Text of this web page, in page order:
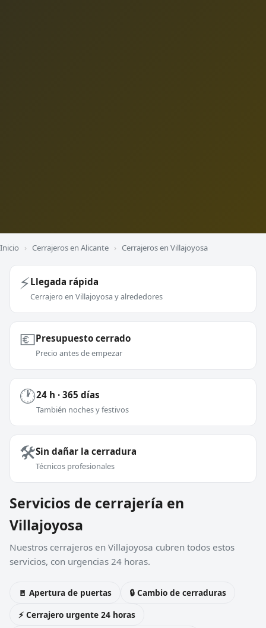
Inicio › Cerrajeros en Alicante › Cerrajeros en Villajoyosa
⚡Llegada rápida
Cerrajero en Villajoyosa y alrededores
💶Presupuesto cerrado
Precio antes de empezar
🕐24 h · 365 días
También noches y festivos
🛠️Sin dañar la cerradura
Técnicos profesionales
Servicios de cerrajería en
Villajoyosa
Nuestros cerrajeros en Villajoyosa cubren todos estos
servicios, con urgencias 24 horas.
🚪 Apertura de puertas
🔒 Cambio de cerraduras
⚡ Cerrajero urgente 24 horas